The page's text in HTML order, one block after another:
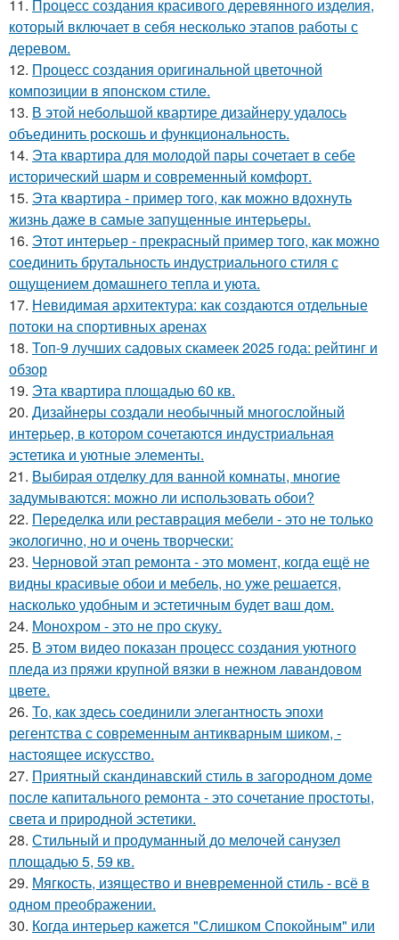
11. Процесс создания красивого деревянного изделия,
который включает в себя несколько этапов работы с
деревом.
12. Процесс создания оригинальной цветочной
композиции в японском стиле.
13. В этой небольшой квартире дизайнеру удалось
объединить роскошь и функциональность.
14. Эта квартира для молодой пары сочетает в себе
исторический шарм и современный комфорт.
15. Эта квартира - пример того, как можно вдохнуть
жизнь даже в самые запущенные интерьеры.
16. Этот интерьер - прекрасный пример того, как можно
соединить брутальность индустриального стиля с
ощущением домашнего тепла и уюта.
17. Невидимая архитектура: как создаются отдельные
потоки на спортивных аренах
18. Топ-9 лучших садовых скамеек 2025 года: рейтинг и
обзор
19. Эта квартира площадью 60 кв.
20. Дизайнеры создали необычный многослойный
интерьер, в котором сочетаются индустриальная
эстетика и уютные элементы.
21. Выбирая отделку для ванной комнаты, многие
задумываются: можно ли использовать обои?
22. Переделка или реставрация мебели - это не только
экологично, но и очень творчески:
23. Черновой этап ремонта - это момент, когда ещё не
видны красивые обои и мебель, но уже решается,
насколько удобным и эстетичным будет ваш дом.
24. Монохром - это не про скуку.
25. В этом видео показан процесс создания уютного
пледа из пряжи крупной вязки в нежном лавандовом
цвете.
26. То, как здесь соединили элегантность эпохи
регентства с современным антикварным шиком, -
настоящее искусство.
27. Приятный скандинавский стиль в загородном доме
после капитального ремонта - это сочетание простоты,
света и природной эстетики.
28. Стильный и продуманный до мелочей санузел
площадью 5, 59 кв.
29. Мягкость, изящество и вневременной стиль - всё в
одном преображении.
30. Когда интерьер кажется "Слишком Спокойным" или